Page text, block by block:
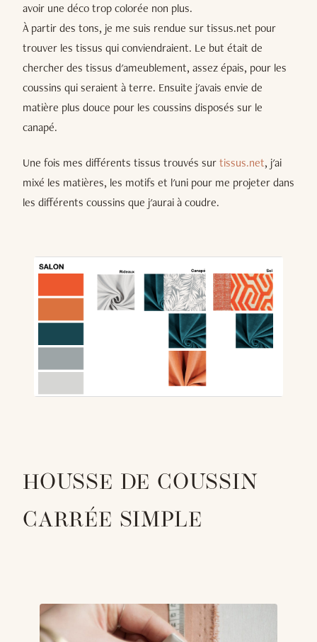
avoir une déco trop colorée non plus.
À partir des tons, je me suis rendue sur tissus.net pour
trouver les tissus qui conviendraient. Le but était de
chercher des tissus d'ameublement, assez épais, pour les
coussins qui seraient à terre. Ensuite j'avais envie de
matière plus douce pour les coussins disposés sur le
canapé.
Une fois mes différents tissus trouvés surtissus.net, j'ai
mixé les matières, les motifs et l'uni pour me projeter dans
les différents coussins que j'aurai à coudre.
HOUSSE DE COUSSIN
CARRÉE SIMPLE